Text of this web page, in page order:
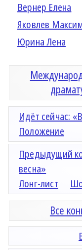
Вернер Елена
Яковлев
Юрина Лена
Идёт сейчас:
Положение
Предыдущий
весна»
Лонг-лист
Все